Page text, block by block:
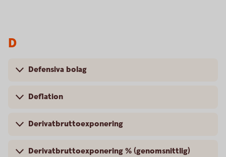
D
Defensiva bolag
Deflation
Derivatbruttoexponering
Derivatbruttoexponering % (genomsnittlig)